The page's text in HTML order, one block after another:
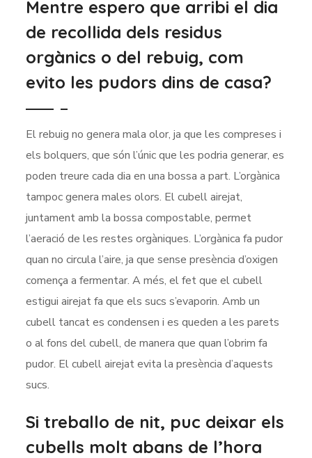
Mentre espero que arribi el dia
de recollida dels residus
orgànics o del rebuig, com
evito les pudors dins de casa?
El rebuig no genera mala olor, ja que les compreses i
els bolquers, que són l’únic que les podria generar, es
poden treure cada dia en una bossa a part. L’orgànica
tampoc genera males olors. El cubell airejat,
juntament amb la bossa compostable, permet
l’aeració de les restes orgàniques. L’orgànica fa pudor
quan no circula l’aire, ja que sense presència d’oxigen
comença a fermentar. A més, el fet que el cubell
estigui airejat fa que els sucs s’evaporin. Amb un
cubell tancat es condensen i es queden a les parets
o al fons del cubell, de manera que quan l’obrim fa
pudor. El cubell airejat evita la presència d’aquests
sucs.
Si treballo de nit, puc deixar els
cubells molt abans de l’hora